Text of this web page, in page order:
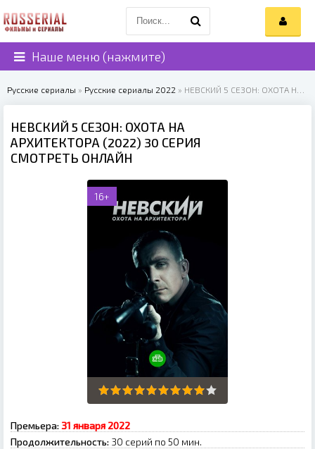
Наше меню (нажмите)
Русские сериалы » Русские сериалы 2022 » НЕВСКИЙ 5 СЕЗОН: ОХОТА НА АРХИТЕКТОРА (2022)
НЕВСКИЙ 5 СЕЗОН: ОХОТА НА
АРХИТЕКТОРА (2022) 30 СЕРИЯ
СМОТРЕТЬ ОНЛАЙН
16+
Премьера: З1 янвapя 2022
Продолжительность: 30 серий по 50 мин.